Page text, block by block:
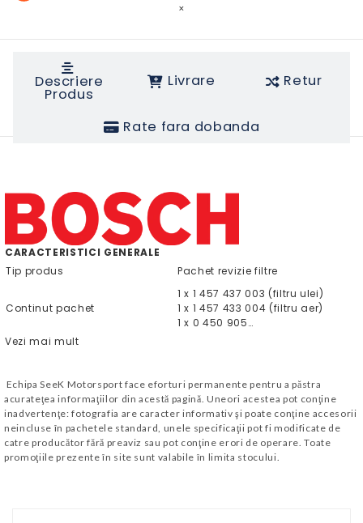
×
Descriere
Produs
Livrare Retur
Rate fara dobanda
CARACTERISTICI GENERALE
Tip produs
Pachet revizie filtre
Continut pachet
1 x 1 457 437 003 (filtru ulei)
1 x 1 457 433 004 (filtru aer)
1 x 0 450 905…
Vezi mai mult
Echipa SeeK Motorsport face eforturi permanente pentru a păstra
acurateţea informaţiilor din acestă pagină. Uneori acestea pot conţine
inadvertenţe: fotografia are caracter informativ şi poate conţine accesorii
neincluse în pachetele standard, unele specificaţii pot fi modificate de
catre producător fără preaviz sau pot conţine erori de operare. Toate
promoţiile prezente în site sunt valabile în limita stocului.